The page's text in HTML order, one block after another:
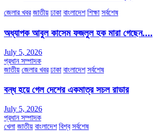
জেলার খবর জাতীয় ঢাকা বাংলাদেশ শিক্ষা সর্বশেষ
অধ্যাপক আবুল কাসেম ফজলুল হক মারা গেছেন….
July 5, 2026
প্রধান সম্পাদক
জাতীয় জেলার খবর ঢাকা বাংলাদেশ সর্বশেষ
বন্ধ হয়ে গেল দেশের একমাত্র সচল রাডার
July 5, 2026
প্রধান সম্পাদক
খেলা জাতীয় বাংলাদেশ বিশ্ব সর্বশেষ